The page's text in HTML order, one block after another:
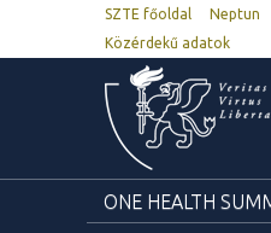
SZTE főoldal Neptun
Közérdekű adatok
ONE HEALTH